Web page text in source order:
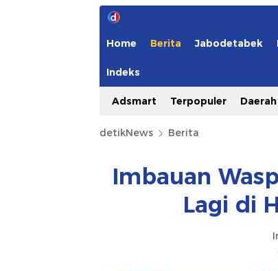
Home Berita Jabodetabek
Indeks
Adsmart Terpopuler Daerah
detikNews Berita
Imbauan
Lagi di